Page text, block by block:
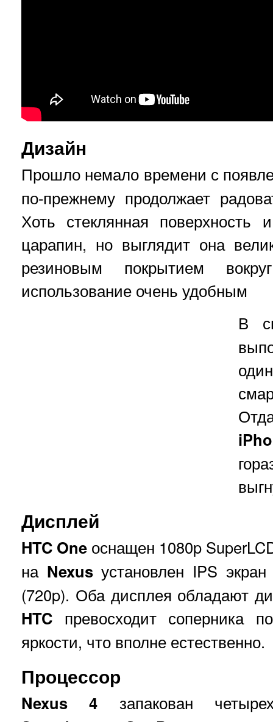
Дизайн
Прошло немало времени с
по-прежнему продолжает
Хоть стеклянная поверхность
царапин, но выглядит она
резиновым покрытием
использование очень удобным
В
Дисплей
HTC One оснащен 1080p
на Nexusустановлен IPS
(720p). Оба дисплея обладают
HTC превосходит соперника
яркости, что вполне естественно.
Процессор
Nexus 4 запакован